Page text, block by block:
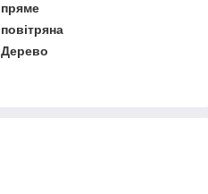
пряме
повітряна
Дерево